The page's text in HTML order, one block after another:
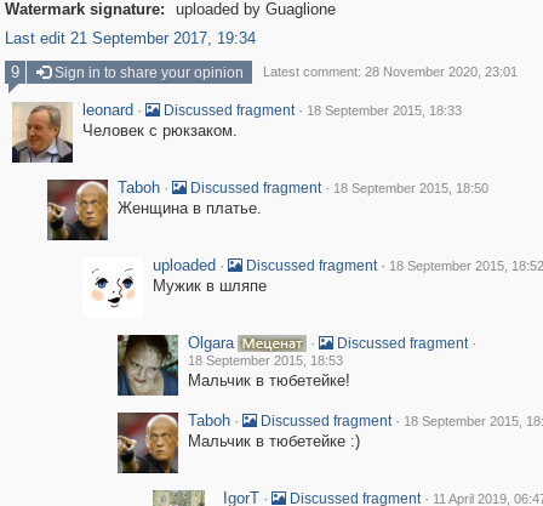
Watermark signature:
uploaded by Guaglione
Last edit 21 September 2017, 19:34
9
Sign in to share your opinion Latest comment: 28 November 2020, 23:01
leonard · Discussed fragment · 18 September 2015, 18:33
Человек с рюкзаком.
Taboh · Discussed fragment · 18 September 2015, 18:50
Женщина в платье.
uploaded · Discussed fragment · 18 September 2015, 18:52
Мужик в шляпе
Olgara · Discussed fragment ·
18 September 2015, 18:53
Мальчик в тюбетейке!
Taboh · Discussed fragment · 18 September 2015,
Мальчик в тюбетейке :)
IgorT · Discussed fragment · 11 April 2019,